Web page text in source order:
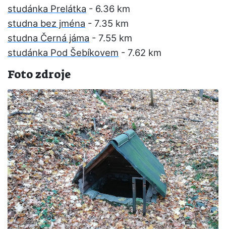
studánka Prelátka - 6.36 km
studna bez jména - 7.35 km
studna Černá jáma - 7.55 km
studánka Pod Šebíkovem - 7.62 km
Foto zdroje